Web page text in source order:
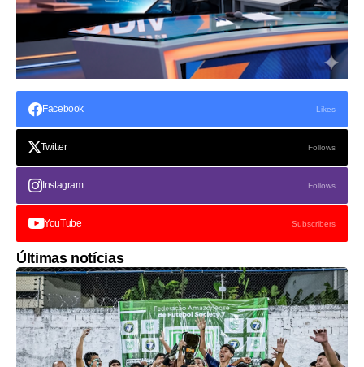
Facebook Likes
Twitter Follows
Instagram Follows
YouTube Subscribers
Últimas notícias